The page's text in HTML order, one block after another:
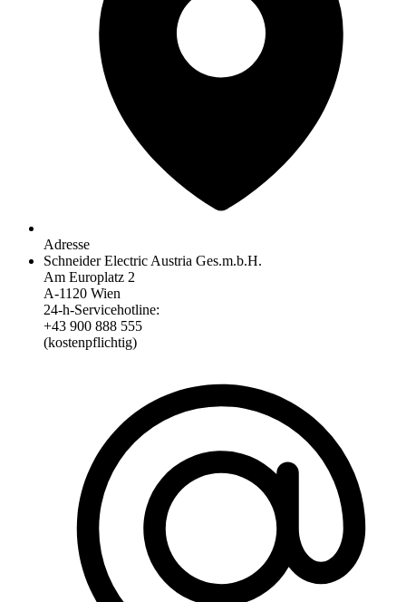
Adresse
Schneider Electric Austria Ges.m.b.H.
Am Europlatz 2
A-1120 Wien
24-h-Servicehotline:
+43 900 888 555
(kostenpflichtig)